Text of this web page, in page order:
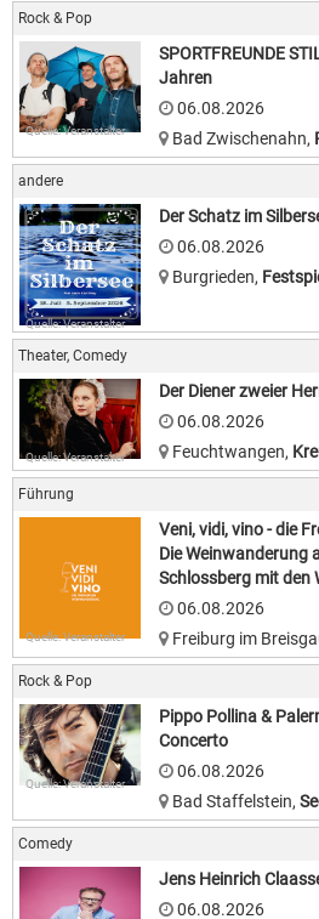
Rock & Pop
Quelle: Veranstalter
SPORTFREUNDE
Jahren
06.08.2026
Bad Zwischenahn,
andere
Quelle: Veranstalter
Der Schatz im
06.08.2026
Burgrieden,
Theater, Comedy
Quelle: Veranstalter
Der Diener zweier
06.08.2026
Feuchtwangen,
Führung
Quelle: Veranstalter
Veni, vidi, vino - die
Die Weinwanderung
Schlossberg mit den
06.08.2026
Freiburg im
Rock & Pop
Quelle: Veranstalter
Pippo Pollina &
Concerto
06.08.2026
Bad Staffelstein,
Comedy
Jens Heinrich
06.08.2026